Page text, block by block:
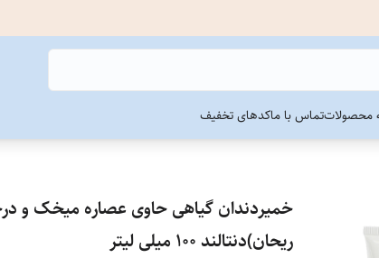
محصولاتتماس با ماکدهای تخفیف
خمیردندان گیاهی حاوی عصاره میخک و
ریحان)دنتالند 100 میلی لیتر